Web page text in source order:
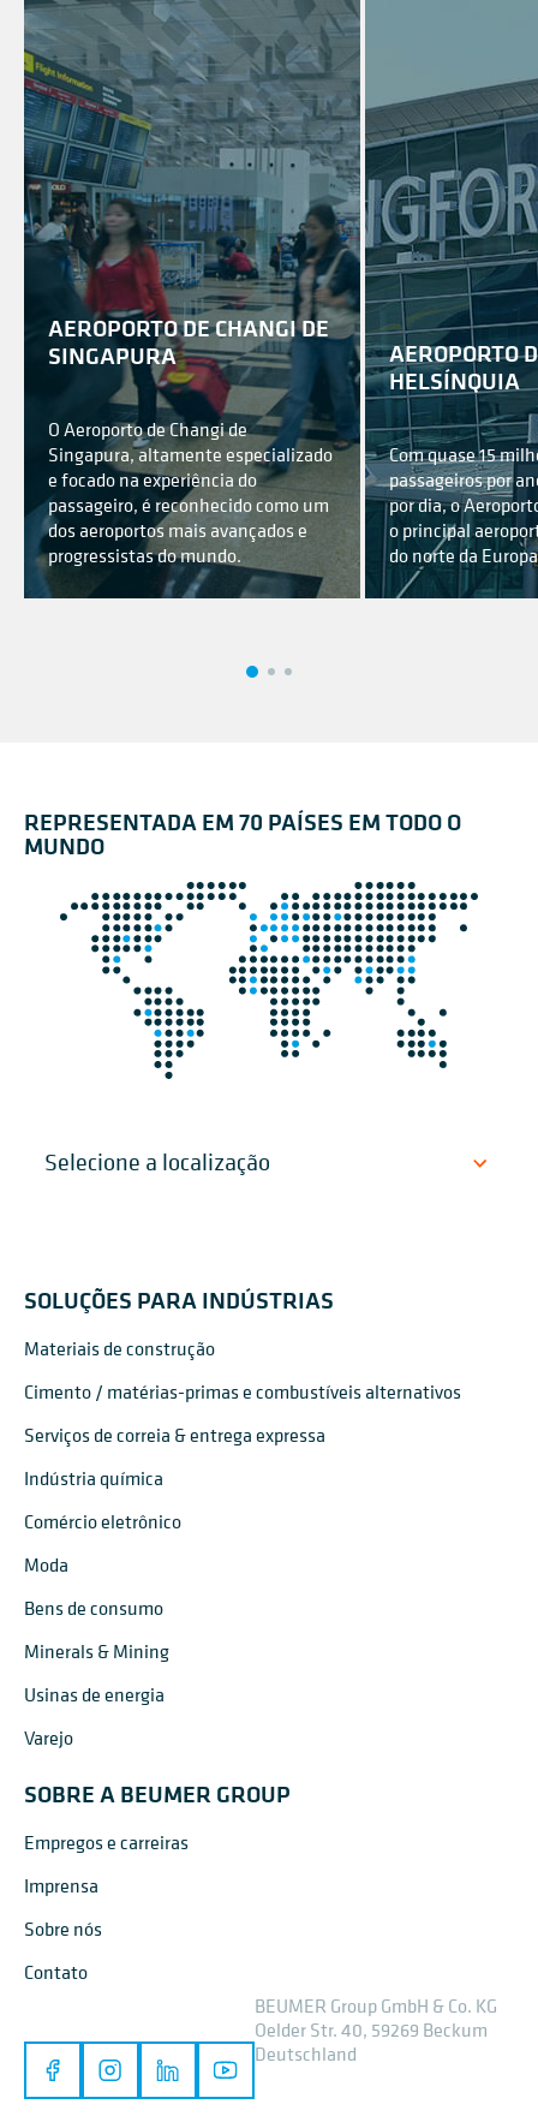
AEROPORTO DE CHANGI DE
SINGAPURA
O Aeroporto de Changi de
Singapura, altamente especializado
e focado na experiência do
passageiro, é reconhecido como um
dos aeroportos mais avançados e
progressistas do mundo.
AEROPORTO
HELSÍNQUIA
Com quase 15
passageiros por
por dia, o
o principal
do norte da
REPRESENTADA EM 70 PAÍSES EM TODO O
MUNDO
SOLUÇÕES PARA INDÚSTRIAS
Materiais de construção
Cimento / matérias-primas e combustíveis alternativos
Serviços de correia & entrega expressa
Indústria química
Comércio eletrônico
Moda
Bens de consumo
Minerals & Mining
Usinas de energia
Varejo
SOBRE A BEUMER GROUP
Empregos e carreiras
Imprensa
Sobre nós
Contato
BEUMER Group GmbH & Co. KG
Oelder Str. 40, 59269 Beckum
Deutschland